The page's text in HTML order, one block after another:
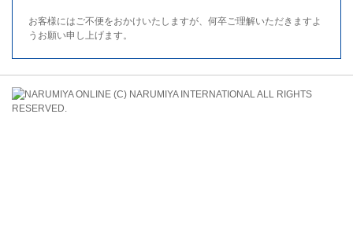
お客様にはご不便をおかけいたしますが、何卒ご理解いただきますよ
うお願い申し上げます。